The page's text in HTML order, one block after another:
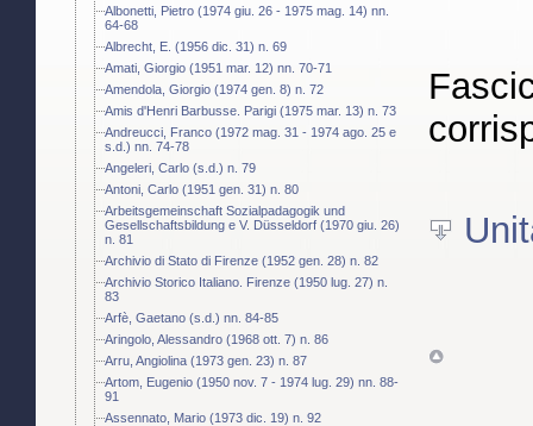
Albonetti, Pietro (1974 giu. 26 - 1975 mag. 14) nn.
64-68
Albrecht, E. (1956 dic. 31) n. 69
Amati, Giorgio (1951 mar. 12) nn. 70-71
Amendola, Giorgio (1974 gen. 8) n. 72
Amis d'Henri Barbusse. Parigi (1975 mar. 13) n. 73
Andreucci, Franco (1972 mag. 31 - 1974 ago. 25 e
s.d.) nn. 74-78
Angeleri, Carlo (s.d.) n. 79
Antoni, Carlo (1951 gen. 31) n. 80
Arbeitsgemeinschaft Sozialpadagogik und
Gesellschaftsbildung e V. Düsseldorf (1970 giu. 26)
n. 81
Archivio di Stato di Firenze (1952 gen. 28) n. 82
Archivio Storico Italiano. Firenze (1950 lug. 27) n.
83
Arfè, Gaetano (s.d.) nn. 84-85
Aringolo, Alessandro (1968 ott. 7) n. 86
Arru, Angiolina (1973 gen. 23) n. 87
Artom, Eugenio (1950 nov. 7 - 1974 lug. 29) nn. 88-
91
Assennato, Mario (1973 dic. 19) n. 92